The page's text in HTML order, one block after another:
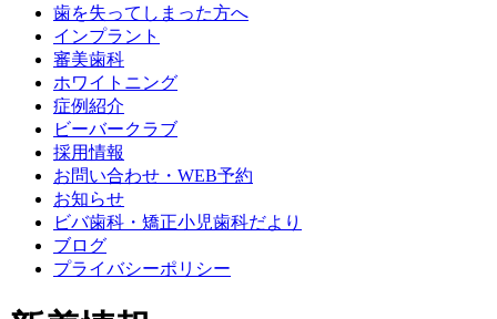
歯を失ってしまった方へ
インプラント
審美歯科
ホワイトニング
症例紹介
ビーバークラブ
採用情報
お問い合わせ・WEB予約
お知らせ
ビバ歯科・矯正小児歯科だより
ブログ
プライバシーポリシー